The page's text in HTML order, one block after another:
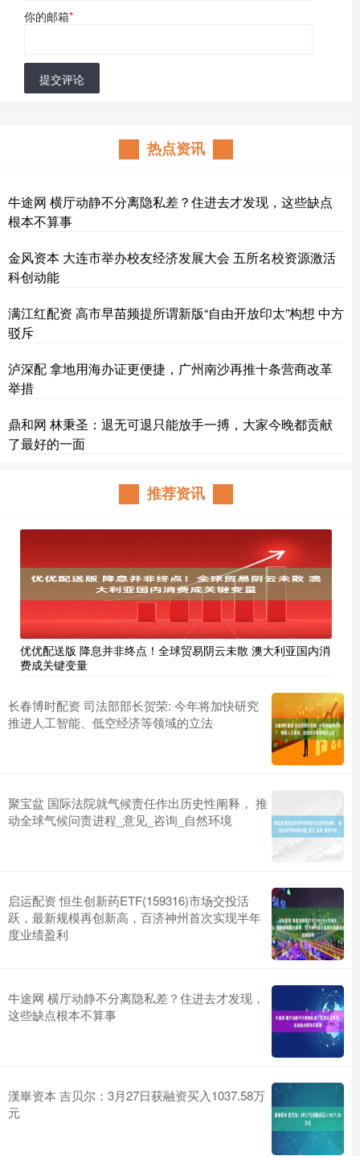
你的邮箱*
提交评论
热点资讯
牛途网 横厅动静不分离隐私差？住进去才发现，这些缺点
根本不算事
金风资本 大连市举办校友经济发展大会 五所名校资源激活
科创动能
满江红配资 高市早苗频提所谓新版“自由开放印太”构想 中方
驳斥
泸深配 拿地用海办证更便捷，广州南沙再推十条营商改革
举措
鼎和网 林秉圣：退无可退只能放手一搏，大家今晚都贡献
了最好的一面
推荐资讯
优优配送版 降息并非终点！全球贸易阴云未散 澳大利亚国内消
费成关键变量
长春博时配资 司法部部长贺荣: 今年将加快研究
推进人工智能、低空经济等领域的立法
聚宝盆 国际法院就气候责任作出历史性阐释， 推
动全球气候问责进程_意见_咨询_自然环境
启运配资 恒生创新药ETF(159316)市场交投活
跃，最新规模再创新高，百济神州首次实现半年
度业绩盈利
牛途网 横厅动静不分离隐私差？住进去才发现，
这些缺点根本不算事
漢崋资本 吉贝尔：3月27日获融资买入1037.58万
元